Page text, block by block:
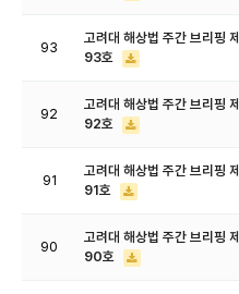
93
고려대 해상법 주간 브리핑 제
93호
92
고려대 해상법 주간 브리핑 제
92호
91
고려대 해상법 주간 브리핑 제
91호
90
고려대 해상법 주간 브리핑 제
90호